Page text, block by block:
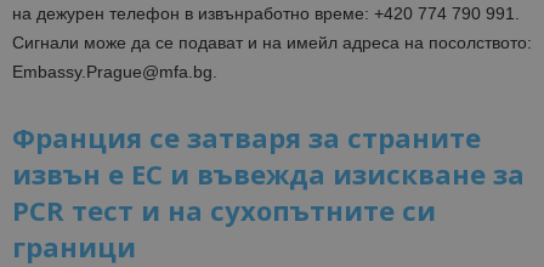
на дежурен телефон в извънработно време: +420 774 790 991.
Сигнали може да се подават и на имейл адреса на посолството:
Embassy.Prague@mfa.bg.
Франция се затваря за страните
извън е ЕС и въвежда изискване за
PCR тест и на сухопътните си
граници